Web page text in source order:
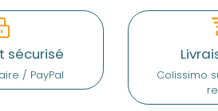
sécurisé
/ PayPal
Colissimo